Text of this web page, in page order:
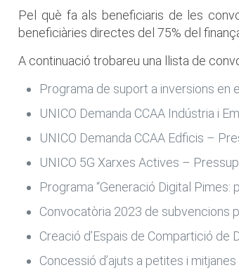
Pel què fa als beneficiaris de les
beneficiàries directes del 75% del
A continuació trobareu una llista de
Programa de suport a inversions
UNICO Demanda CCAA Indústria i
UNICO Demanda CCAA Edficis –
UNICO 5G Xarxes Actives –
Programa “Generació Digital
Convocatòria 2023 de subvencions
Creació d’Espais de Compartició
Concessió d’ajuts a petites i